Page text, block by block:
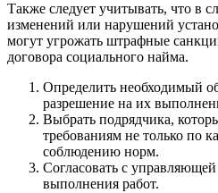
Также следует учитывать, что в
изменений или нарушений
могут угрожать штрафные
договора социального найма.
Определить необходимый
разрешение на их
Выбрать подрядчика,
требованиям не только по
соблюдению норм.
Согласовать с
выполнения работ.